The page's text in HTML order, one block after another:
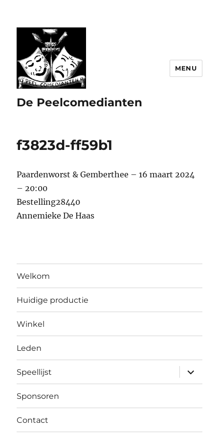
De Peelcomedianten
MENU
f3823d-ff59b1
Paardenworst & Gemberthee – 16 maart 2024
– 20:00
Bestelling28440
Annemieke De Haas
Welkom
Huidige productie
Winkel
Leden
Speellijst
Sponsoren
Contact